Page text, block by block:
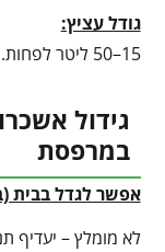
גודל עציץ:
15–50 ליטר לפחות.
גידול
במרפסת
אפשר לגדל בבית
לא מומלץ – יעדיף